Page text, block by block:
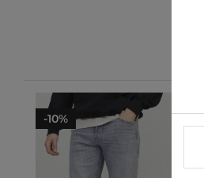
-10%